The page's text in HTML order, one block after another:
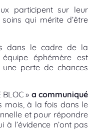
participent sur leur
qui mérite d’être
dans le cadre de la
éphémère est
perte de chances
» a communiqué
mois, à la fois dans le
et pour répondre
à l’évidence n’ont pas